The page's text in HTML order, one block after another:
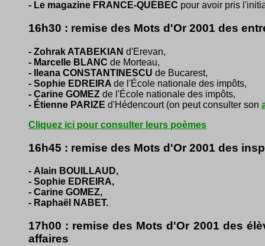
- Le magazine FRANCE-QUÉBEC pour avoir pris
16h30 : remise des Mots d'Or 2001 des
- Zohrak ATABEKIAN d'Erevan,
- Marcelle BLANC de Morteau,
- Ileana CONSTANTINESCU de Bucarest,
- Sophie EDREIRA de l'École nationale des impôts,
- Carine GOMEZ de l'École nationale des impôts,
- Étienne PARIZE d'Hédencourt (on peut consulter son
Cliquez ici pour consulter leurs poèmes
16h45 : remise des Mots d'Or 2001 des
- Alain BOUILLAUD,
- Sophie EDREIRA,
- Carine GOMEZ,
- Raphaël NABET.
17h00 : remise des Mots d'Or 2001 des
affaires